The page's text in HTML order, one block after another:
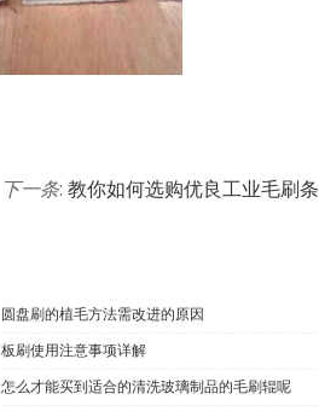
下一条: 教你如何选购优良工业毛刷条
圆盘刷的植毛方法需改进的原因
板刷使用注意事项详解
怎么才能买到适合的清洗玻璃制品的毛刷辊呢